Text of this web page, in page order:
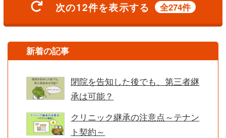
次の12件を表示する 全274件
新着の記事
閉院を告知した後でも、第三者継
承は可能？
クリニック継承の注意点～テナン
ト契約～